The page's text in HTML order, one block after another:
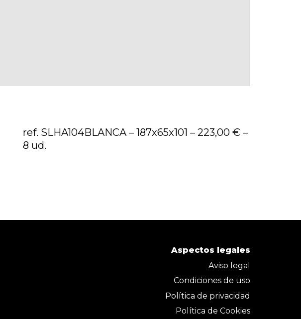
ref. SLHA104BLANCA – 187x65x101 – 223,00 € –
8 ud.
Aspectos legales
Aviso legal
Condiciones de uso
Política de privacidad
Política de Cookies